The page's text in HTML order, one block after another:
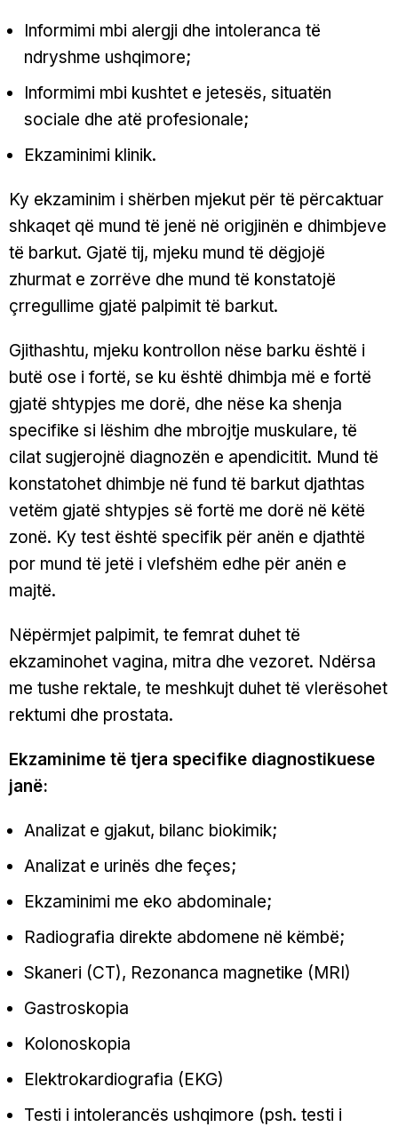
Informimi mbi alergji dhe intoleranca të
ndryshme ushqimore;
Informimi mbi kushtet e jetesës, situatën
sociale dhe atë profesionale;
Ekzaminimi klinik.
Ky ekzaminim i shërben mjekut për të përcaktuar
shkaqet që mund të jenë në origjinën e dhimbjeve
të barkut. Gjatë tij, mjeku mund të dëgjojë
zhurmat e zorrëve dhe mund të konstatojë
çrregullime gjatë palpimit të barkut.
Gjithashtu, mjeku kontrollon nëse barku është i
butë ose i fortë, se ku është dhimbja më e fortë
gjatë shtypjes me dorë, dhe nëse ka shenja
specifike si lëshim dhe mbrojtje muskulare, të
cilat sugjerojnë diagnozën e apendicitit. Mund të
konstatohet dhimbje në fund të barkut djathtas
vetëm gjatë shtypjes së fortë me dorë në këtë
zonë. Ky test është specifik për anën e djathtë
por mund të jetë i vlefshëm edhe për anën e
majtë.
Nëpërmjet palpimit, te femrat duhet të
ekzaminohet vagina, mitra dhe vezoret. Ndërsa
me tushe rektale, te meshkujt duhet të vlerësohet
rektumi dhe prostata.
Ekzaminime të tjera specifike diagnostikuese
janë:
Analizat e gjakut, bilanc biokimik;
Analizat e urinës dhe feçes;
Ekzaminimi me eko abdominale;
Radiografia direkte abdomene në këmbë;
Skaneri (CT), Rezonanca magnetike (MRI)
Gastroskopia
Kolonoskopia
Elektrokardiografia (EKG)
Testi i intolerancës ushqimore (psh. testi i